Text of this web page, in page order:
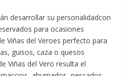
desarrollar su personalidadcon
para ocasiones
Viñas del Veroes perfecto para
guisos, caza o quesos
Viñas del Vero resulta el